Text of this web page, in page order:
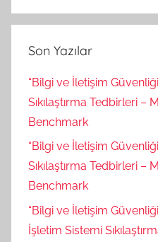
Son Yazılar
“Bilgi ve İletişim
Sıkılaştırma Tedbirleri –
Benchmark
“Bilgi ve İletişim
Sıkılaştırma Tedbirleri –
Benchmark
“Bilgi ve İletişim
İşletim Sistemi